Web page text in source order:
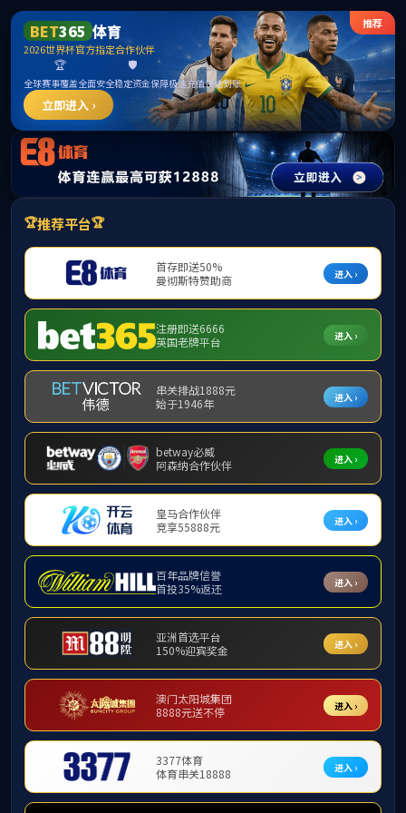
中国·必威(bw·西汉姆联)有限公司-Official
website
提示：访问地址无效，9e/7d/c320a237181/http:/312找不到对应的栏
目！
首页